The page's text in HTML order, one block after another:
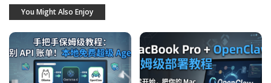
You Might Also Enjoy